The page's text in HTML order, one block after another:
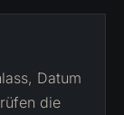
Datum
die